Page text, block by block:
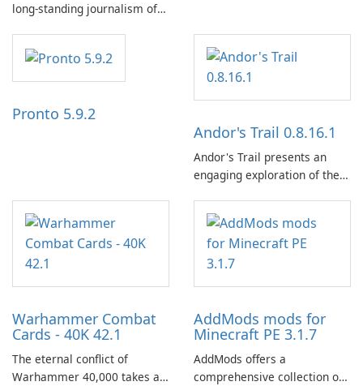
long-standing journalism of
and a liberal outlook that
embraces diverse opinion.
Pronto 5.9.2
Andor's Trail 0.8.16.1
Andor's Trail presents an
engaging exploration of the
centered around the pursuit
of your brother, Andor,
through a quest-driven
narrative inspired by classic
Warhammer Combat
Cards - 40K 42.1
The eternal conflict of
Warhammer 40,000 takes a
AddMods mods for
Minecraft PE 3.1.7
AddMods offers a
comprehensive collection of